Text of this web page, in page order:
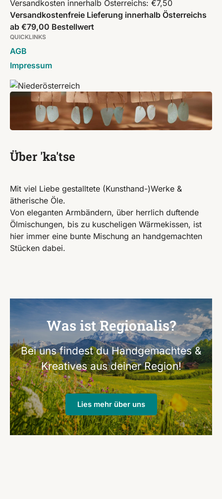
Versandkosten innerhalb Österreichs: €7,50
Versandkostenfreie Lieferung innerhalb Österreichs
ab €79,00 Bestellwert
QUICKLINKS
AGB
Impressum
Über 'ka'tse
Mit viel Liebe gestalltete (Kunsthand-)Werke &
ätherische Öle.
Von eleganten Armbändern, über herrlich duftende
Ölmischungen, bis zu kuscheligen Wärmekissen, ist
hier immer eine bunte Mischung an handgemachten
Stücken dabei.
Was ist Regionalis?
Bei uns findest du Handgemachtes &
Kreatives aus deiner Region!
Lies mehr über uns